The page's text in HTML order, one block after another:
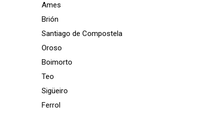
Ames
Brión
Santiago de Compostela
Oroso
Boimorto
Teo
Sigüeiro
Ferrol